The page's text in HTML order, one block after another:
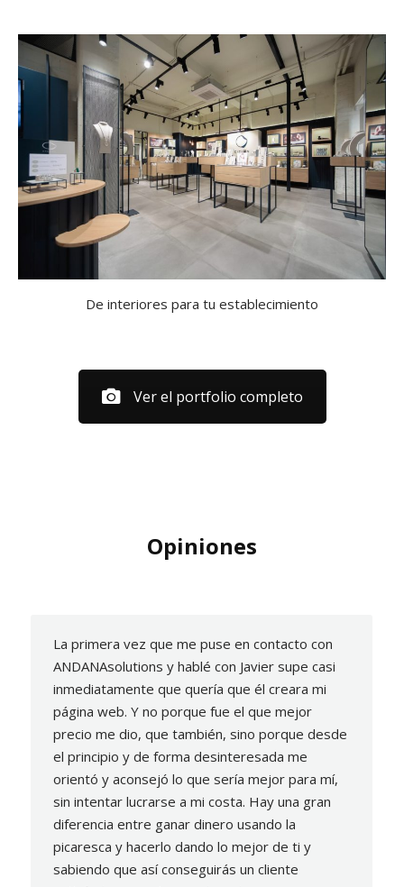
De interiores para tu establecimiento
Ver el portfolio completo
Opiniones
La primera vez que me puse en contacto con
ANDANAsolutions y hablé con Javier supe casi
inmediatamente que quería que él creara mi
página web. Y no porque fue el que mejor
precio me dio, que también, sino porque desde
el principio y de forma desinteresada me
orientó y aconsejó lo que sería mejor para mí,
sin intentar lucrarse a mi costa. Hay una gran
diferencia entre ganar dinero usando la
picaresca y hacerlo dando lo mejor de ti y
sabiendo que así conseguirás un cliente